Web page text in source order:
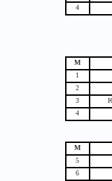
4
М
1
2
3
4
М
5
6